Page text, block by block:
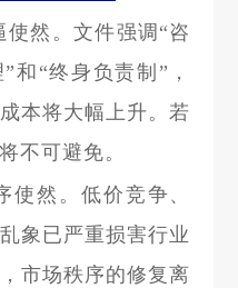
使然。文件强调“咨
和“终身负责制”，
本将大幅上升。若
不可避免。
使然。低价竞争、
象已严重损害行业
市场秩序的修复离